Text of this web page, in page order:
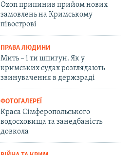
Ozon припинив прийом нових
замовлень на Кримському
півострові
ПРАВА ЛЮДИНИ
Мить – і ти шпигун. Як у
кримських судах розглядають
звинувачення в держзраді
ФОТОГАЛЕРЕЇ
Краса Сімферопольського
водосховища та занедбаність
довкола